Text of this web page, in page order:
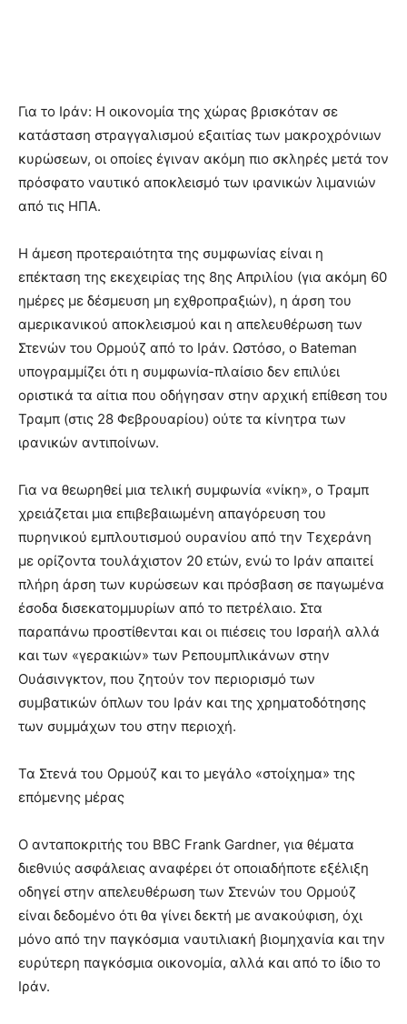
Για το Ιράν: Η οικονομία της χώρας βρισκόταν σε
κατάσταση στραγγαλισμού εξαιτίας των μακροχρόνιων
κυρώσεων, οι οποίες έγιναν ακόμη πιο σκληρές μετά τον
πρόσφατο ναυτικό αποκλεισμό των ιρανικών λιμανιών
από τις ΗΠΑ.
Η άμεση προτεραιότητα της συμφωνίας είναι η
επέκταση της εκεχειρίας της 8ης Απριλίου (για ακόμη 60
ημέρες με δέσμευση μη εχθροπραξιών), η άρση του
αμερικανικού αποκλεισμού και η απελευθέρωση των
Στενών του Ορμούζ από το Ιράν. Ωστόσο, ο Bateman
υπογραμμίζει ότι η συμφωνία-πλαίσιο δεν επιλύει
οριστικά τα αίτια που οδήγησαν στην αρχική επίθεση του
Τραμπ (στις 28 Φεβρουαρίου) ούτε τα κίνητρα των
ιρανικών αντιποίνων.
Για να θεωρηθεί μια τελική συμφωνία «νίκη», ο Τραμπ
χρειάζεται μια επιβεβαιωμένη απαγόρευση του
πυρηνικού εμπλουτισμού ουρανίου από την Τεχεράνη
με ορίζοντα τουλάχιστον 20 ετών, ενώ το Ιράν απαιτεί
πλήρη άρση των κυρώσεων και πρόσβαση σε παγωμένα
έσοδα δισεκατομμυρίων από το πετρέλαιο. Στα
παραπάνω προστίθενται και οι πιέσεις του Ισραήλ αλλά
και των «γερακιών» των Ρεπουμπλικάνων στην
Ουάσινγκτον, που ζητούν τον περιορισμό των
συμβατικών όπλων του Ιράν και της χρηματοδότησης
των συμμάχων του στην περιοχή.
Τα Στενά του Ορμούζ και το μεγάλο «στοίχημα» της
επόμενης μέρας
Ο ανταποκριτής του ΒΒC Frank Gardner, για θέματα
διεθνιύς ασφάλειας αναφέρει ότ οποιαδήποτε εξέλιξη
οδηγεί στην απελευθέρωση των Στενών του Ορμούζ
είναι δεδομένο ότι θα γίνει δεκτή με ανακούφιση, όχι
μόνο από την παγκόσμια ναυτιλιακή βιομηχανία και την
ευρύτερη παγκόσμια οικονομία, αλλά και από το ίδιο το
Ιράν.